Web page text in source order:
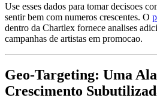
Use esses dados para tomar decisoes
sentir bem com numeros crescentes. O
dentro da Chartlex fornece analises
campanhas de artistas em promocao.
Geo-Targeting: Uma
Crescimento